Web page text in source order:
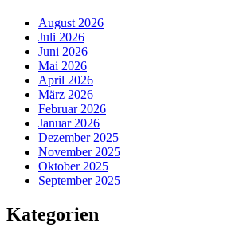
August 2026
Juli 2026
Juni 2026
Mai 2026
April 2026
März 2026
Februar 2026
Januar 2026
Dezember 2025
November 2025
Oktober 2025
September 2025
Kategorien